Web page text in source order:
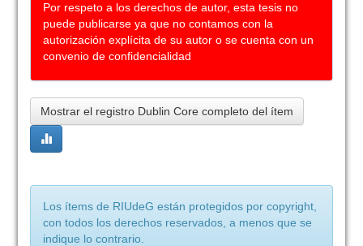
Por respeto a los derechos de autor, esta tesis no
puede publicarse ya que no contamos con la
autorización explícita de su autor o se cuenta con un
convenio de confidencialidad
Mostrar el registro Dublin Core completo del ítem
Los ítems de RIUdeG están protegidos por copyright,
con todos los derechos reservados, a menos que se
indique lo contrario.